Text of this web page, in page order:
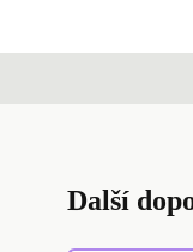
Další